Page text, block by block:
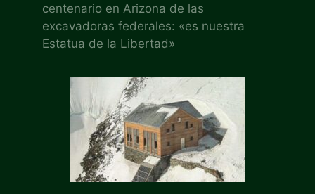
centenario en Arizona de las
excavadoras federales: «es nuestra
Estatua de la Libertad»